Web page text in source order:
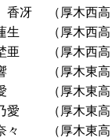
香冴
（厚木西
生
（厚木西
亜
（厚木西
（厚木東
（厚木東
愛
（厚木東
々
（厚木東